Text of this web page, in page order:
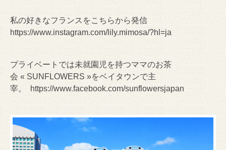
私の好きなフランスをこちらから発信
https://www.instagram.com/lily.mimosa/?hl=ja
プライベートでは未就園児を持つママのお茶
会 « SUNFLOWERS »をベイタウンで主
宰。
https://www.facebook.com/sunflowersjapan